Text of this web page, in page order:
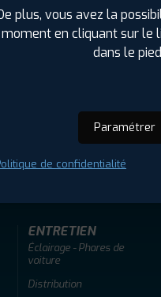
Offres
ENTRETIEN
Éclairage - Phares de
voiture
Distribution
plus, vous avez la
moment en cliquant sur le
dans le
Paramétrer
de confidentialité